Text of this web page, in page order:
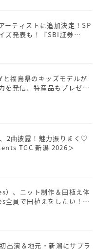
ーティストに追加決定！SP
ズ発表も！『SBI証券
州 2026』
と福島県のキッズモデルが
を発信、特産品もプレゼン
2曲披露！魅力振りまく♡
TGC 新潟 2026＞
）、ニット制作＆田植え体
全員で田植えをしたい！」
TGC 新潟 2026＞
出演＆地元・新潟にサプラ